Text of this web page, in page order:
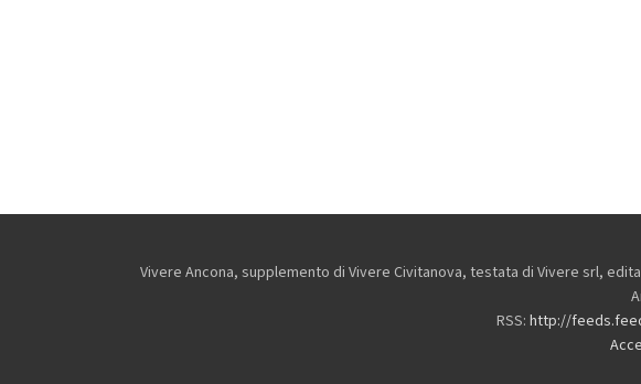
Vivere Ancona, supplemento di Vivere Civitanova, testata di Vivere srl,
RSS: http://